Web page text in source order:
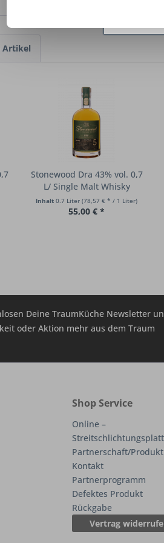
Artikel
Stonewood Dra 43% vol. 0,7
L/ Single Malt Whisky
Inhalt 0.7 Liter (78,57 € * / 1 Liter)
55,00 € *
Deine TraumKüche Newsletter
oder Aktion mehr aus dem Traum
Shop Service
Online –
Partnerschaft/
Kontakt
Partnerprogramm
Defektes Produkt
Rückgabe
Vertrag